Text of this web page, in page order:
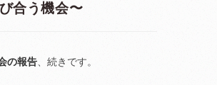
び合う機会〜
の報告 、続きです。